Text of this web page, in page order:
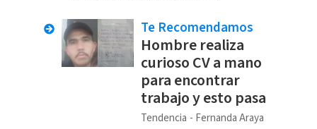
Te Recomendamos
Hombre realiza
curioso CV a mano
para encontrar
trabajo y esto pasa
Tendencia Fernanda Araya